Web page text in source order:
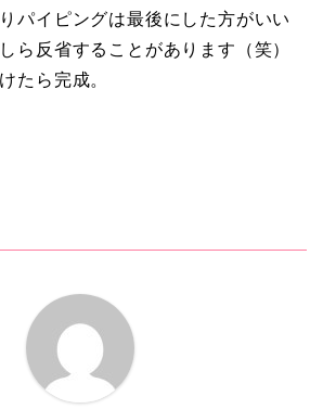
パイピングは最後にした方がいい
ら反省することがあります（笑）
たら完成。